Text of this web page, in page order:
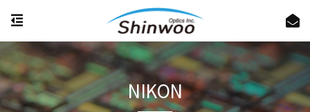
NIKON